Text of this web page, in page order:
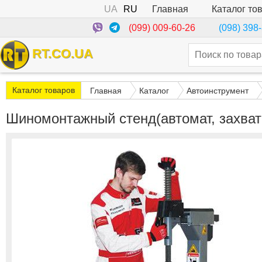
UA RU Главная
Каталог
(099) 009-60-26
(098)
RT.CO.UA
Каталог товаров Главная Каталог Автоинструмент
Шиномонтажный стенд(автомат,